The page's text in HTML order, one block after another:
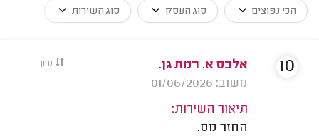
הכי נפוצים סוג העסק סוג השירות
מיון
אלכס א. רמת גן.
משוב: 01/06/2026
תיאור השירות:
החזר מס.
10